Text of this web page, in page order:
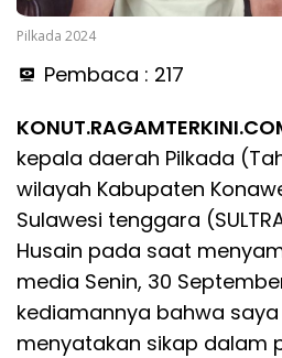
Pilkada 2024
Pembaca : 217
kepala daerah Pilkada
wilayah Kabupaten
Sulawesi tenggara
Husain pada saat
media Senin, 30
kediamannya bahwa
menyatakan sikap dalam